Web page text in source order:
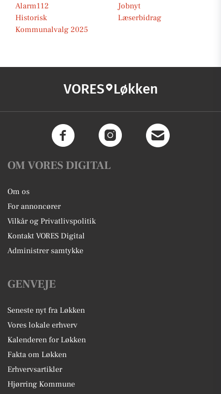
Alarm112
Jobnyt
Historisk
Læserbidrag
Kommunalvalg 2025
VORES Løkken
OM VORES DIGITAL
Om os
For annoncører
Vilkår og Privatlivspolitik
Kontakt VORES Digital
Administrer samtykke
GENVEJE
Seneste nyt fra Løkken
Vores lokale erhverv
Kalenderen for Løkken
Fakta om Løkken
Erhvervsartikler
Hjørring Kommune